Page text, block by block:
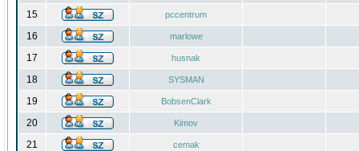
15 pccentrum
16 marlowe
17 husnak
18 SYSMAN
19 BobsenClark
20 Kimov
21 cemak